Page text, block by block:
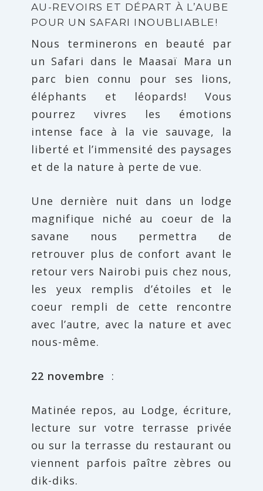
AU-REVOIRS ET DÉPART À L’AUBE
POUR UN SAFARI INOUBLIABLE!
Nous terminerons en beauté par
un Safari dans le Maasaï Mara un
parc bien connu pour ses lions,
éléphants et léopards! Vous
pourrez vivres les émotions
intense face à la vie sauvage, la
liberté et l’immensité des paysages
et de la nature à perte de vue.
Une dernière nuit dans un lodge
magnifique niché au coeur de la
savane nous permettra de
retrouver plus de confort avant le
retour vers Nairobi puis chez nous,
les yeux remplis d’étoiles et le
coeur rempli de cette rencontre
avec l’autre, avec la nature et avec
nous-même.
22 novembre :
Matinée repos, au Lodge, écriture,
lecture sur votre terrasse privée
ou sur la terrasse du restaurant ou
viennent parfois paître zèbres ou
dik-diks.